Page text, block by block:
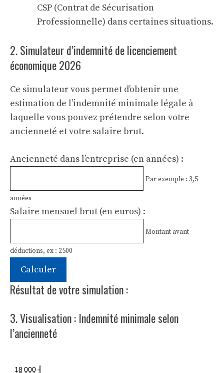
CSP (Contrat de Sécurisation
Professionnelle) dans certaines situations.
2. Simulateur d’indemnité de licenciement
économique 2026
Ce simulateur vous permet d’obtenir une
estimation de l’indemnité minimale légale à
laquelle vous pouvez prétendre selon votre
ancienneté et votre salaire brut.
Ancienneté dans l’entreprise (en années) :
Par exemple : 3,5
années
Salaire mensuel brut (en euros) :
Montant avant
déductions, ex : 2500
Calculer
Résultat de votre simulation :
3. Visualisation : Indemnité minimale selon
l’ancienneté